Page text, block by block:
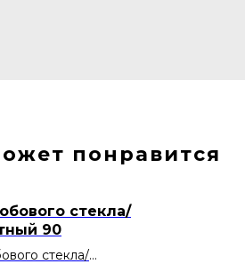
понравится
стекла/
90
стекла/